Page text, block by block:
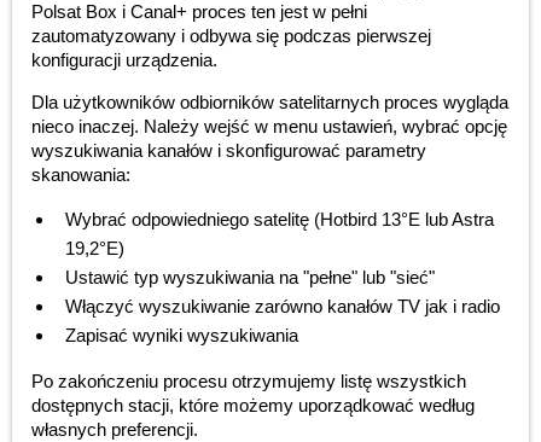
Polsat Box i Canal+ proces ten jest w pełni
zautomatyzowany i odbywa się podczas pierwszej
konfiguracji urządzenia.
Dla użytkowników odbiorników satelitarnych proces wygląda
nieco inaczej. Należy wejść w menu ustawień, wybrać opcję
wyszukiwania kanałów i skonfigurować parametry
skanowania:
Wybrać odpowiedniego satelitę (Hotbird 13°E lub Astra
19,2°E)
Ustawić typ wyszukiwania na "pełne" lub "sieć"
Włączyć wyszukiwanie zarówno kanałów TV jak i radio
Zapisać wyniki wyszukiwania
Po zakończeniu procesu otrzymujemy listę wszystkich
dostępnych stacji, które możemy uporządkować według
własnych preferencji.